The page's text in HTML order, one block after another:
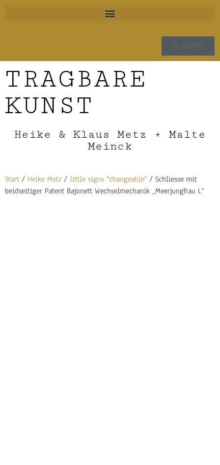
0,00 €
TRAGBARE
KUNST
Heike & Klaus Metz + Malte
Meinck
Start / Heike Metz / little signs "changeable" / Schliesse mit
beidseitiger Patent Bajonett Wechselmechanik „Meerjungfrau L“